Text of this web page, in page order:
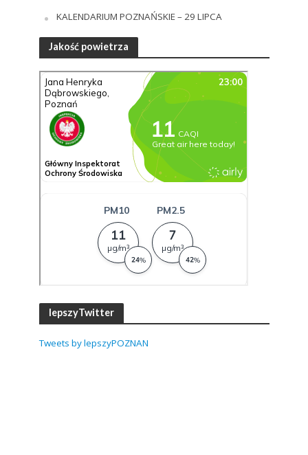
KALENDARIUM POZNAŃSKIE – 29 LIPCA
Jakość powietrza
lepszyTwitter
Tweets by lepszyPOZNAN